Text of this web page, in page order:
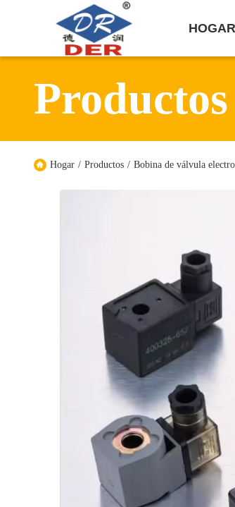
HOGAR
Productos
Hogar / Productos / Bobina de válvula